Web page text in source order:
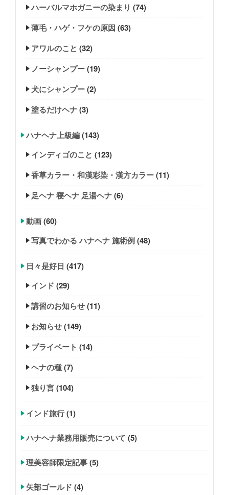
ハーバルマホガニーの染まり (74)
薄毛・ハゲ・フケの原因 (63)
アワルのこと (32)
ノーシャンプー(19)
犬にシャンプー(2)
塗るだけヘナ(3)
ハナヘナ上級編(143)
インディゴのこと (123)
香草カラー・和漢彩染・漢方カラー(11)
足ヘナ 寝ヘナ 足湯ヘナ(6)
動画(60)
写真でわかる ハナヘナ 施術例(48)
日々是好日 (417)
インド (29)
講習のお知らせ(11)
お知らせ(149)
プライベート (14)
ヘナの種(7)
独り言(104)
インド旅行(1)
ハナヘナ業務用販売について (5)
理美容師限定記事(5)
矢部ゴールド (4)